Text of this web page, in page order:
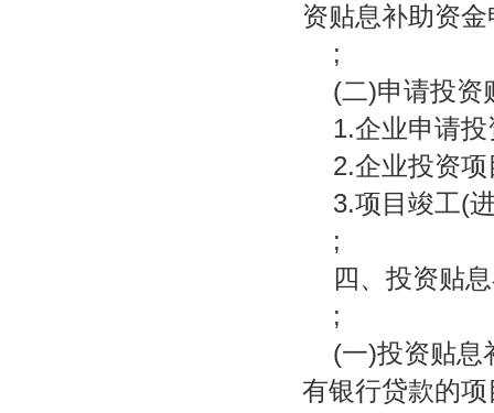
资贴息补助资
;
(二)申请投资
1.企业申请
2.企业投资
3.项目竣工(
;
四、投资贴
;
(一)投资贴息
有银行贷款的